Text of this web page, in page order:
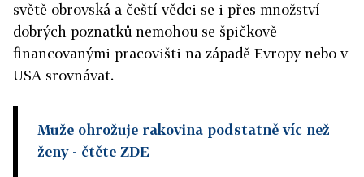
světě obrovská a čeští vědci se i přes množství
dobrých poznatků nemohou se špičkově
financovanými pracovišti na západě Evropy nebo v
USA srovnávat.
Muže ohrožuje rakovina podstatně víc než
ženy- čtěte ZDE